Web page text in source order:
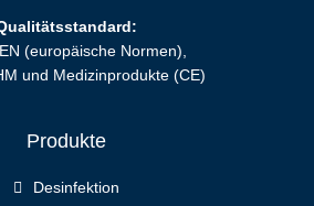
(europäische Normen),
und Medizinprodukte (CE)
Produkte
Desinfektion